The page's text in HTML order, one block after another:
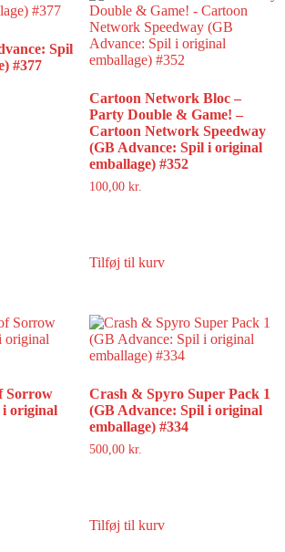
Spil
#377
Cartoon Network Bloc –
Party Double & Game! –
Cartoon Network Speedway
(GB Advance: Spil i original
emballage) #352
100,00 kr.
Tilføj til kurv
Sorrow
i original
Crash & Spyro Super Pack 1
(GB Advance: Spil i original
emballage) #334
500,00 kr.
Tilføj til kurv